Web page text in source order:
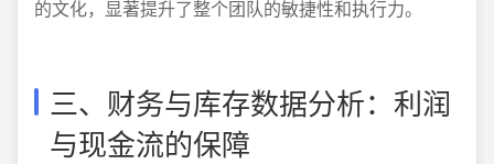
的文化，显著提升了整个团队的敏捷性和执行力。
三、财务与库存数据分析：利润
与现金流的保障